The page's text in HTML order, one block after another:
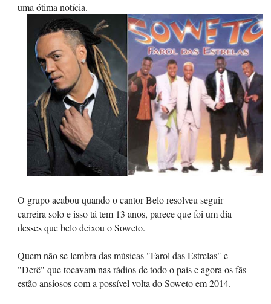
uma ótima notícia.
O grupo acabou quando o cantor Belo resolveu seguir
carreira solo e isso tá tem 13 anos, parece que foi um dia
desses que belo deixou o Soweto.
Quem não se lembra das músicas "Farol das Estrelas" e
"Derê" que tocavam nas rádios de todo o país e agora os fãs
estão ansiosos com a possível volta do Soweto em 2014.